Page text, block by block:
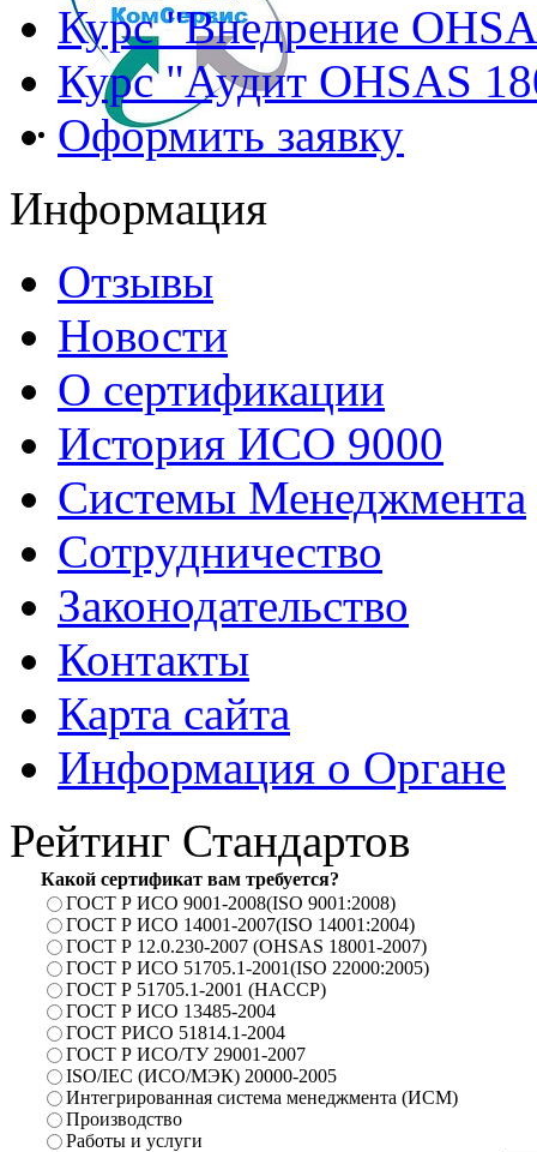
Курс "Внедрение
Курс "Аудит OHSAS
Оформить заявку
Информация
Отзывы
Новости
О сертификации
История ИСО 9000
Системы Менеджмента
Сотрудничество
Законодательство
Контакты
Карта сайта
Информация о Органе
Рейтинг Стандартов
Какой сертификат вам требуется?
ГОСТ Р ИСО 9001-2008(ISO 9001:2008)
ГОСТ Р ИСО 14001-2007(ISO 14001:2004)
ГОСТ Р 12.0.230-2007 (OHSAS 18001-2007)
ГОСТ Р ИСО 51705.1-2001(ISO 22000:2005)
ГОСТ Р 51705.1-2001 (HACCP)
ГОСТ Р ИСО 13485-2004
ГОСТ РИСО 51814.1-2004
ГОСТ Р ИСО/ТУ 29001-2007
ISO/IEC (ИСО/МЭК) 20000-2005
Интегрированная система менеджмента (ИСМ)
Производство
Работы и услуги